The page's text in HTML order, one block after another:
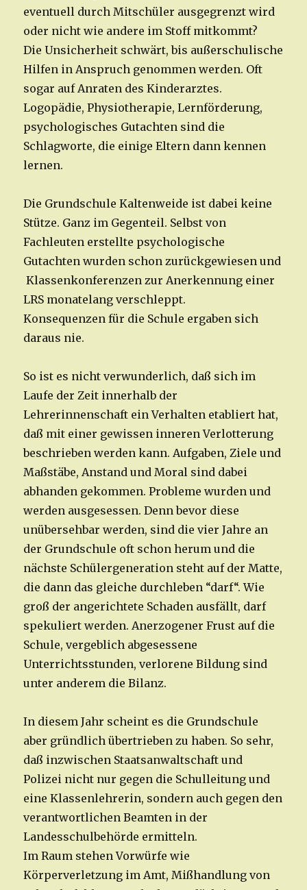
eventuell durch Mitschüler ausgegrenzt wird
oder nicht wie andere im Stoff mitkommt?
Die Unsicherheit schwärt, bis außerschulische
Hilfen in Anspruch genommen werden. Oft
sogar auf Anraten des Kinderarztes.
Logopädie, Physiotherapie, Lernförderung,
psychologisches Gutachten sind die
Schlagworte, die einige Eltern dann kennen
lernen.
Die Grundschule Kaltenweide ist dabei keine
Stütze. Ganz im Gegenteil. Selbst von
Fachleuten erstellte psychologische
Gutachten wurden schon zurückgewiesen und
Klassenkonferenzen zur Anerkennung einer
LRS monatelang verschleppt.
Konsequenzen für die Schule ergaben sich
daraus nie.
So ist es nicht verwunderlich, daß sich im
Laufe der Zeit innerhalb der
Lehrerinnenschaft ein Verhalten etabliert hat,
daß mit einer gewissen inneren Verlotterung
beschrieben werden kann. Aufgaben, Ziele und
Maßstäbe, Anstand und Moral sind dabei
abhanden gekommen. Probleme wurden und
werden ausgesessen. Denn bevor diese
unübersehbar werden, sind die vier Jahre an
der Grundschule oft schon herum und die
nächste Schülergeneration steht auf der Matte,
die dann das gleiche durchleben “darf“. Wie
groß der angerichtete Schaden ausfällt, darf
spekuliert werden. Anerzogener Frust auf die
Schule, vergeblich abgesessene
Unterrichtsstunden, verlorene Bildung sind
unter anderem die Bilanz.
In diesem Jahr scheint es die Grundschule
aber gründlich übertrieben zu haben. So sehr,
daß inzwischen Staatsanwaltschaft und
Polizei nicht nur gegen die Schulleitung und
eine Klassenlehrerin, sondern auch gegen den
verantwortlichen Beamten in der
Landesschulbehörde ermitteln.
Im Raum stehen Vorwürfe wie
Körperverletzung im Amt, Mißhandlung von